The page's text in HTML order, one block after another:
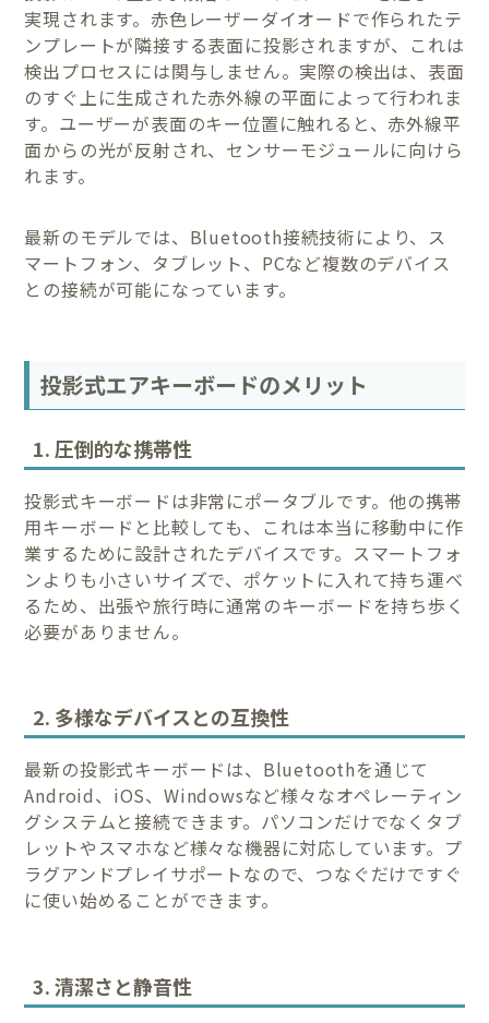
実現されます。赤色レーザーダイオードで作られたテ
ンプレートが隣接する表面に投影されますが、これは
検出プロセスには関与しません。実際の検出は、表面
のすぐ上に生成された赤外線の平面によって行われま
す。ユーザーが表面のキー位置に触れると、赤外線平
面からの光が反射され、センサーモジュールに向けら
れます。
最新のモデルでは、Bluetooth接続技術により、ス
マートフォン、タブレット、PCなど複数のデバイス
との接続が可能になっています。
投影式エアキーボードのメリット
1. 圧倒的な携帯性
投影式キーボードは非常にポータブルです。他の携帯
用キーボードと比較しても、これは本当に移動中に作
業するために設計されたデバイスです。スマートフォ
ンよりも小さいサイズで、ポケットに入れて持ち運べ
るため、出張や旅行時に通常のキーボードを持ち歩く
必要がありません。
2. 多様なデバイスとの互換性
最新の投影式キーボードは、Bluetoothを通じて
Android、iOS、Windowsなど様々なオペレーティン
グシステムと接続できます。パソコンだけでなくタブ
レットやスマホなど様々な機器に対応しています。プ
ラグアンドプレイサポートなので、つなぐだけですぐ
に使い始めることができます。
3. 清潔さと静音性